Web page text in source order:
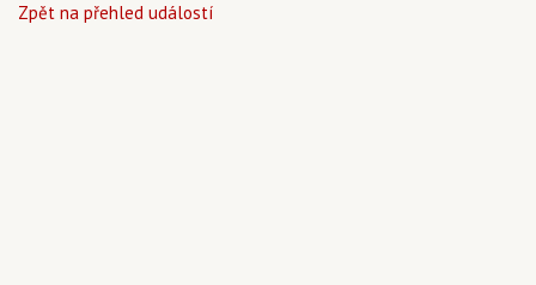
Zpět na přehled událostí